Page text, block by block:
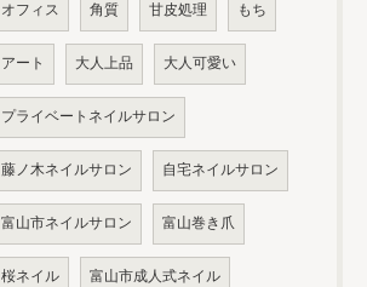
オフィス 角質 甘皮処理 もち
アート 大人上品 大人可愛い
プライベートネイルサロン
藤ノ木ネイルサロン 自宅ネイルサロン
富山市ネイルサロン 富山巻き爪
桜ネイル 富山市成人式ネイル